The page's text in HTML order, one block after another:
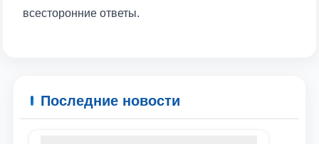
всесторонние ответы.
Последние новости